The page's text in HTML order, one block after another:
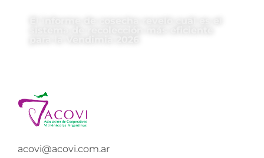
acovi@acovi.com.ar